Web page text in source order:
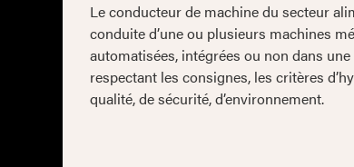
Le conducteur de machine du secteur
conduite d’une ou plusieurs machines
automatisées, intégrées ou non dans
respectant les consignes, les critères
qualité, de sécurité, d’environnement.